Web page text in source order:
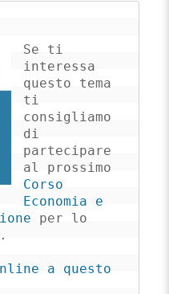
Se ti
interessa
questo tema
ti
consigliamo
di
partecipare
Corso
Economia e
per lo
a questo